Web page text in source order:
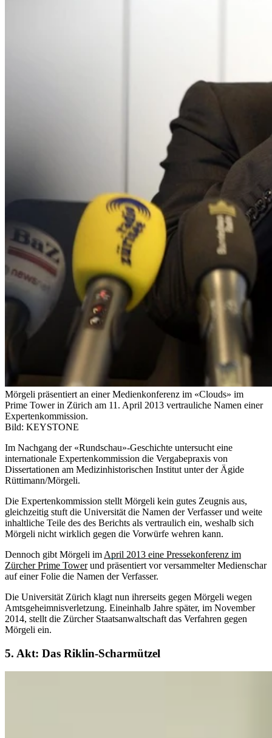
Mörgeli präsentiert an einer Medienkonferenz im «Clouds» im
Prime Tower in Zürich am 11. April 2013 vertrauliche Namen einer
Expertenkommission.
Bild: KEYSTONE
Im Nachgang der «Rundschau»-Geschichte untersucht eine
internationale Expertenkommission die Vergabepraxis von
Dissertationen am Medizinhistorischen Institut unter der Ägide
Rüttimann/Mörgeli.
Die Expertenkommission stellt Mörgeli kein gutes Zeugnis aus,
gleichzeitig stuft die Universität die Namen der Verfasser und weite
inhaltliche Teile des des Berichts als vertraulich ein, weshalb sich
Mörgeli nicht wirklich gegen die Vorwürfe wehren kann.
Dennoch gibt Mörgeli im April 2013 eine Pressekonferenz im
Zürcher Prime Towerund präsentiert vor versammelter Medienschar
auf einer Folie die Namen der Verfasser.
Die Universität Zürich klagt nun ihrerseits gegen Mörgeli wegen
Amtsgeheimnisverletzung. Eineinhalb Jahre später, im November
2014, stellt die Zürcher Staatsanwaltschaft das Verfahren gegen
Mörgeli ein.
5. Akt: Das Riklin-Scharmützel